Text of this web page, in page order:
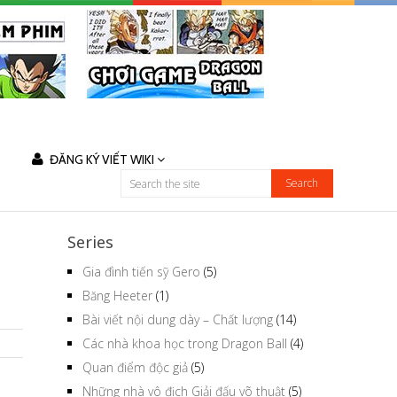
ĐĂNG KÝ VIẾT WIKI
Series
Gia đình tiến sỹ Gero (5)
Băng Heeter (1)
Bài viết nội dung dày – Chất lượng (14)
Các nhà khoa học trong Dragon Ball (4)
Quan điểm độc giả (5)
Những nhà vô địch Giải đấu võ thuật (5)